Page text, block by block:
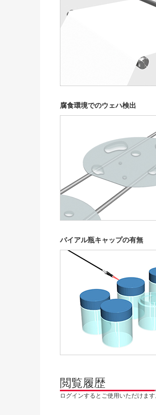
腐食環境でのウェハ検出
バイアル瓶キャップの有無
閲覧履歴
ログインするとご使用いただけます